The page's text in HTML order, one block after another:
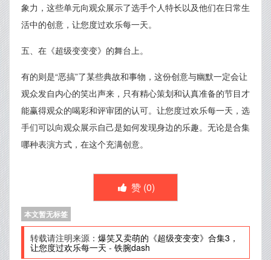
象力，这些单元向观众展示了选手个人特长以及他们在日常生
活中的创意，让您度过欢乐每一天。
五、在《超级变变变》的舞台上。
有的则是“恶搞”了某些典故和事物，这份创意与幽默一定会让
观众发自内心的笑出声来，只有精心策划和认真准备的节目才
能赢得观众的喝彩和评审团的认可。让您度过欢乐每一天，选
手们可以向观众展示自己是如何发现身边的乐趣。无论是合集
哪种表演方式，在这个充满创意。
赞 (0)
本文暂无标签
转载请注明来源： 爆笑又卖萌的《超级变变变》合集3，
让您度过欢乐每一天 - 铁腕dash